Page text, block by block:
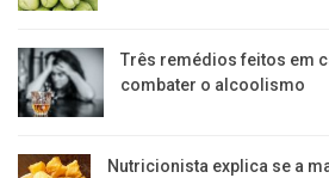
Três remédios feitos em
combater o alcoolismo
Nutricionista explica se a